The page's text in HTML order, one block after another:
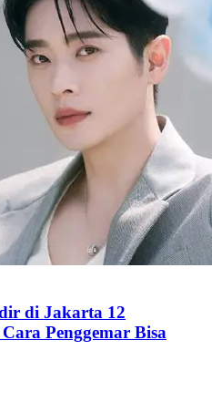
di Jakarta 12
Penggemar Bisa